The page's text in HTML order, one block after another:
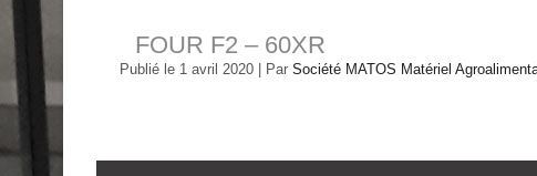
FOUR F2 – 60XR
Publié le 1 avril 2020 Par Société MATOS Matériel